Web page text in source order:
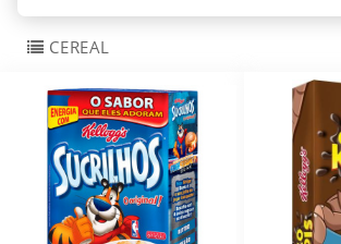
CARRINHO
CEREAL